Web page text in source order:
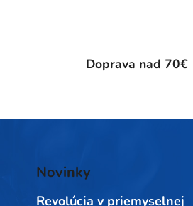
Doprava nad 70€
Novinky
Revolúcia v priemyselnej